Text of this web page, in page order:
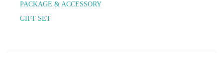
PACKAGE & ACCESSORY
GIFT SET